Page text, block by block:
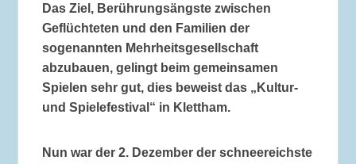
Das Ziel, Berührungsängste zwischen
Geflüchteten und den Familien der
sogenannten Mehrheitsgesellschaft
abzubauen, gelingt beim gemeinsamen
Spielen sehr gut, dies beweist das „Kultur-
und Spielefestival“ in Klettham.
Nun war der 2. Dezember der schneereichste